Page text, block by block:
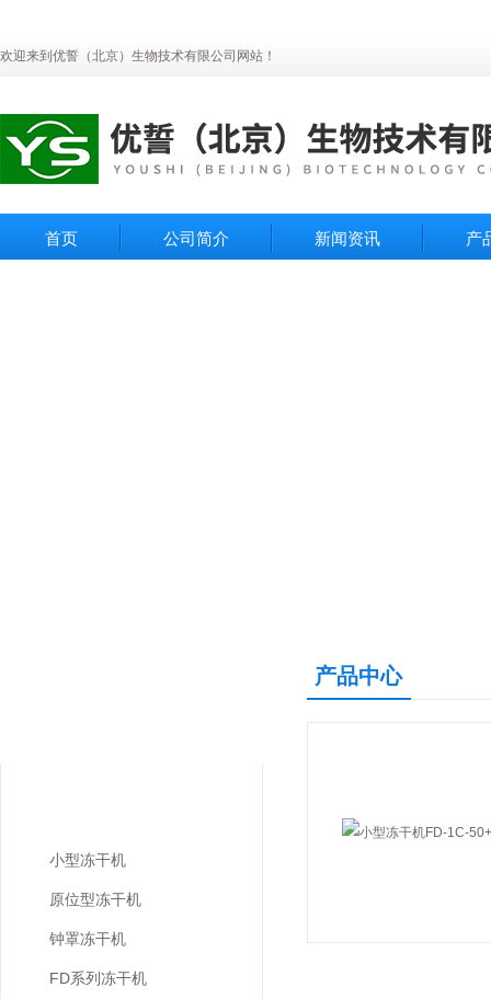
欢迎来到优誓（北京）生物技术有限公司网站！
首页 公司简介 新闻资讯 产
小型冻干机
原位型冻干机
钟罩冻干机
FD系列冻干机
产品中心